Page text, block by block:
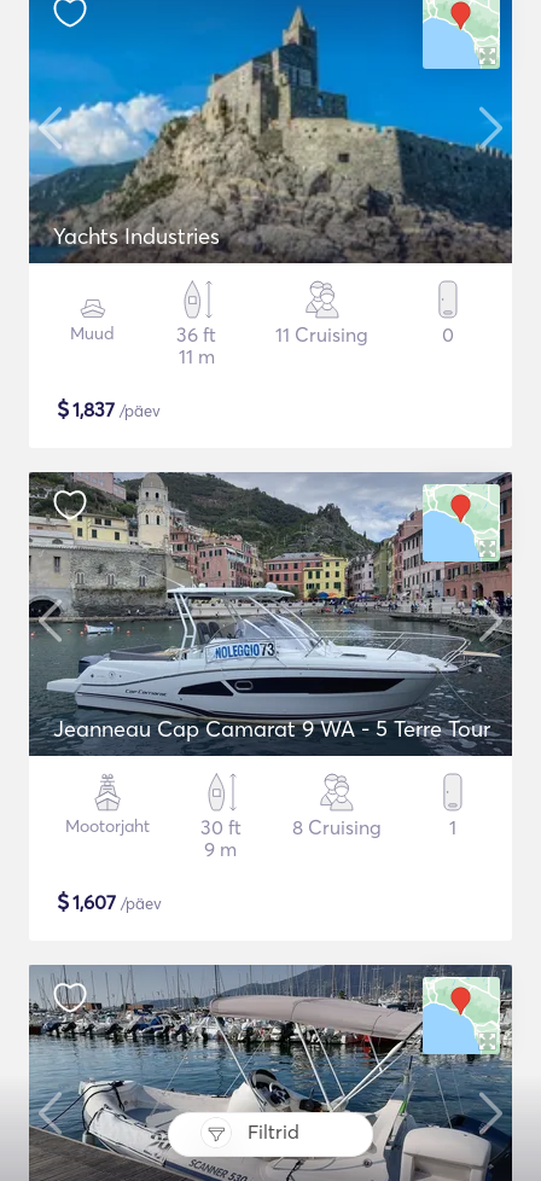
Filtrid
Yachts Industries
Muud
36 ft
11 m
11 Cruising 0
$1,837 /päev
Jeanneau Cap Camarat 9 WA - 5 Terre Tour
Mootorjaht
30 ft
9 m
8 Cruising 1
$1,607 /päev